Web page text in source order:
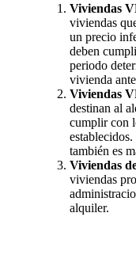
Viviendas
viviendas
un precio
deben
periodo
vivienda
Viviendas
destinan al
cumplir con
también es
Viviendas
viviendas
alquiler.